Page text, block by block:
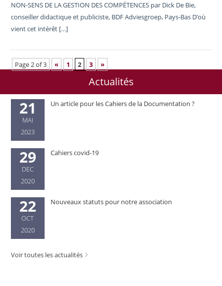
NON-SENS DE LA GESTION DES COMPÉTENCES par Dick De Bie,
conseiller didactique et publiciste, BDF Adviesgroep, Pays-Bas D’où
vient cet intérêt […]
Page 2 of 3 « 1 2 3 »
Actualités
21
MAI
2023
Un article pour les Cahiers de la Documentation ?
29
DEC
2020
Cahiers covid-19
22
OCT
2020
Nouveaux statuts pour notre association
Voir toutes les actualités